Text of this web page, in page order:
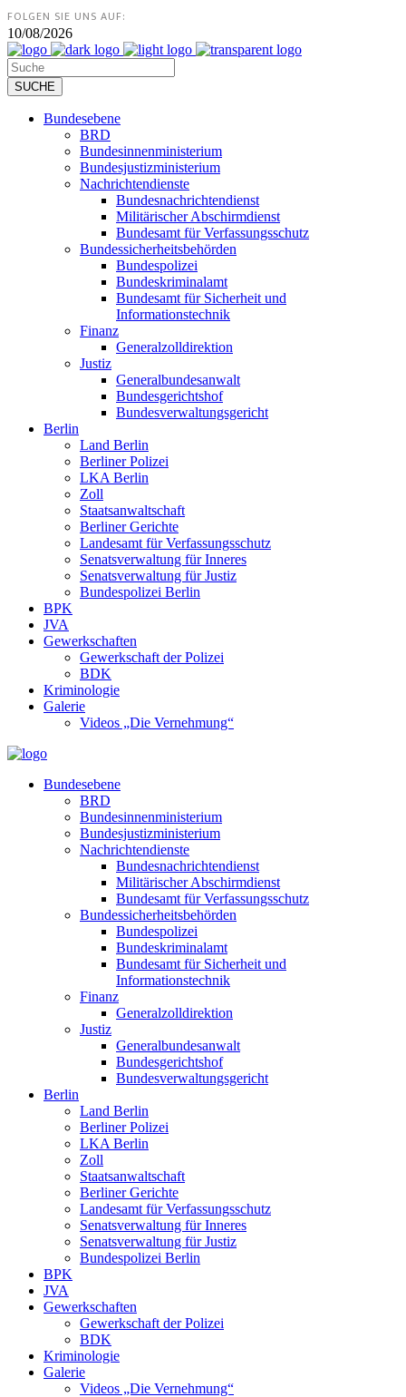
FOLGEN SIE UNS AUF:
10/08/2026
Bundesebene
BRD
Bundesinnenministerium
Bundesjustizministerium
Nachrichtendienste
Bundesnachrichtendienst
Militärischer Abschirmdienst
Bundesamt für Verfassungsschutz
Bundessicherheitsbehörden
Bundespolizei
Bundeskriminalamt
Bundesamt für Sicherheit und
Informationstechnik
Finanz
Generalzolldirektion
Justiz
Generalbundesanwalt
Bundesgerichtshof
Bundesverwaltungsgericht
Berlin
Land Berlin
Berliner Polizei
LKA Berlin
Zoll
Staatsanwaltschaft
Berliner Gerichte
Landesamt für Verfassungsschutz
Senatsverwaltung für Inneres
Senatsverwaltung für Justiz
Bundespolizei Berlin
BPK
JVA
Gewerkschaften
Gewerkschaft der Polizei
BDK
Kriminologie
Galerie
Videos „Die Vernehmung“
Bundesebene
BRD
Bundesinnenministerium
Bundesjustizministerium
Nachrichtendienste
Bundesnachrichtendienst
Militärischer Abschirmdienst
Bundesamt für Verfassungsschutz
Bundessicherheitsbehörden
Bundespolizei
Bundeskriminalamt
Bundesamt für Sicherheit und
Informationstechnik
Finanz
Generalzolldirektion
Justiz
Generalbundesanwalt
Bundesgerichtshof
Bundesverwaltungsgericht
Berlin
Land Berlin
Berliner Polizei
LKA Berlin
Zoll
Staatsanwaltschaft
Berliner Gerichte
Landesamt für Verfassungsschutz
Senatsverwaltung für Inneres
Senatsverwaltung für Justiz
Bundespolizei Berlin
BPK
JVA
Gewerkschaften
Gewerkschaft der Polizei
BDK
Kriminologie
Galerie
Videos „Die Vernehmung“